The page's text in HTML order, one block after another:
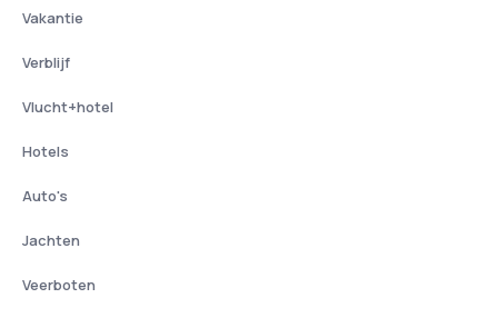
Vakantie
Verblijf
Vlucht+hotel
Hotels
Auto's
Jachten
Veerboten